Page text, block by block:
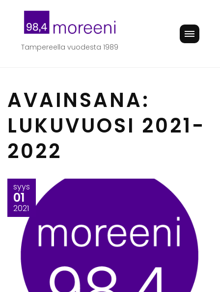
content
Tampereella vuodesta 1989
AVAINSANA:
LUKUVUOSI 2021-
2022
syys
01
2021